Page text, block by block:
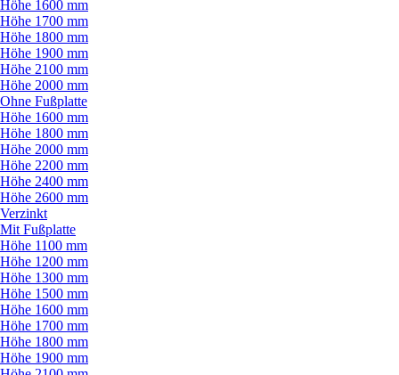
Höhe 1600 mm
Höhe 1700 mm
Höhe 1800 mm
Höhe 1900 mm
Höhe 2100 mm
Höhe 2000 mm
Ohne Fußplatte
Höhe 1600 mm
Höhe 1800 mm
Höhe 2000 mm
Höhe 2200 mm
Höhe 2400 mm
Höhe 2600 mm
Verzinkt
Mit Fußplatte
Höhe 1100 mm
Höhe 1200 mm
Höhe 1300 mm
Höhe 1500 mm
Höhe 1600 mm
Höhe 1700 mm
Höhe 1800 mm
Höhe 1900 mm